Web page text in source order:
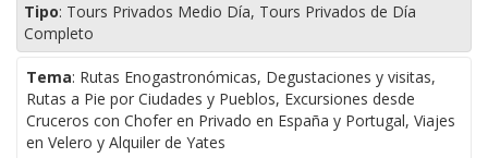
Tipo: Tours Privados Medio Día, Tours Privados de Día
Completo
Tema: Rutas Enogastronómicas, Degustaciones y visitas,
Rutas a Pie por Ciudades y Pueblos, Excursiones desde
Cruceros con Chofer en Privado en España y Portugal, Viajes
en Velero y Alquiler de Yates